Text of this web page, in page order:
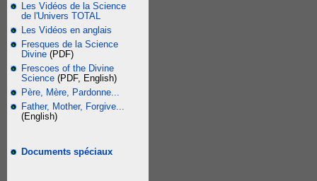
Les Vidéos de la Science
de l'Univers TOTAL
Les Vidéos en anglais
Fresques de la Science
Divine (PDF)
Frescoes of the Divine
Science (PDF, English)
Père, Mère, Pardonne...
Father, Mother, Forgive...
(English)
Documents spéciaux